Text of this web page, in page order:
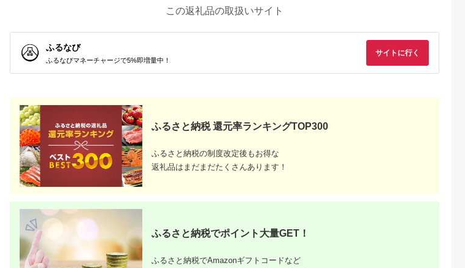
埼玉県 飯能市
【BlueTarp】ランチ
お食事券(ペア) チケッ
ト HNNC001
5.0
寄付金額:14,000
ス
【先行受付】ゴルフク
ラブ購入補助券
300,000円_GI-
C701_(都城市) ゴルフ
ゴルフクラブ ダンロ
ップ ゼクシオ スリク
ソン クリーブランド
チケット 購入補助券
アイアン ドライバー
フェアウェイウッド
ハイブリッド ウエッ
ジ 最新モデル
5.0
寄付金額: 1,000,000円
北軽井沢・八ッ場ダム
周辺ほか町内各所で利
さと感謝券（3,000円
分）
10,000
全日 さんねむ温泉 ペ
ン] 旅行券 チケット
51,000
[№5695-0585]島田市
この返礼品の取扱いサイト
ふるなび
ふるなびマネーチャージで5%即増量中！
サイトに行く
ふるさと納税 還元率ランキングTOP300
ふるさと納税の制度改定後もお得な
返礼品はまだまだたくさんあります！
ふるさと納税でポイント大量GET！
ふるさと納税でAmazonギフトコードなど